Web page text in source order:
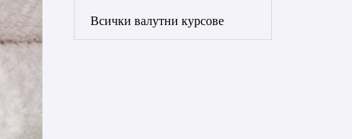
Всички валутни курсове